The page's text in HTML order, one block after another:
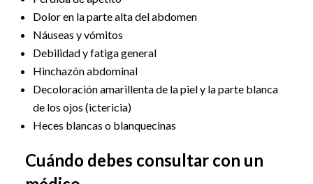
Dolor en la parte alta del abdomen
Náuseas y vómitos
Debilidad y fatiga general
Hinchazón abdominal
Decoloración amarillenta de la piel y la parte blanca
de los ojos (ictericia)
Heces blancas o blanquecinas
Cuándo debes consultar con un